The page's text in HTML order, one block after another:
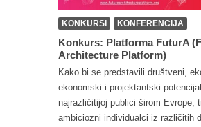
KONKURSI KONFERENCIJA
Konkurs: Platforma FuturA
Architecture Platform)
Kako bi se predstavili društveni,
ekonomski i projektantski
najrazličitijoj publici širom Evrope,
ambiciozni individualci iz različitih